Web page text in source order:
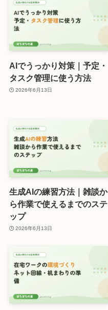
AIでうっかり対策｜予定・
タスク管理に使う方法
2026年6月13日
生成AIの練習方法｜雑談か
ら作業で使えるまでのステ
ップ
2026年6月13日